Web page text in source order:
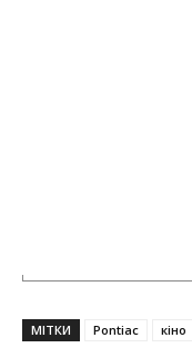
МІТКИ Pontiac кіно